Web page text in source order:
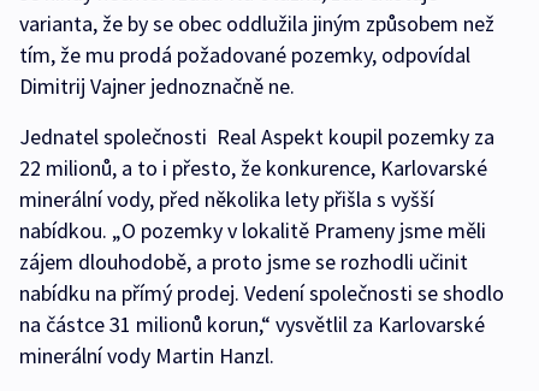
varianta, že by se obec oddlužila jiným způsobem než
tím, že mu prodá požadované pozemky, odpovídal
Dimitrij Vajner jednoznačně ne.
Jednatel společnosti Real Aspekt koupil pozemky za
22 milionů, a to i přesto, že konkurence, Karlovarské
minerální vody, před několika lety přišla s vyšší
nabídkou. „O pozemky v lokalitě Prameny jsme měli
zájem dlouhodobě, a proto jsme se rozhodli učinit
nabídku na přímý prodej. Vedení společnosti se shodlo
na částce 31 milionů korun,“ vysvětlil za Karlovarské
minerální vody Martin Hanzl.